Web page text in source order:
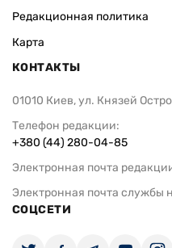
Редакционная политика
Карта
КОНТАКТЫ
01010 Киев, ул. Князей
Телефон редакции:
+380 (44) 280-04-85
Электронная почта
Электронная почта службы
СОЦСЕТИ